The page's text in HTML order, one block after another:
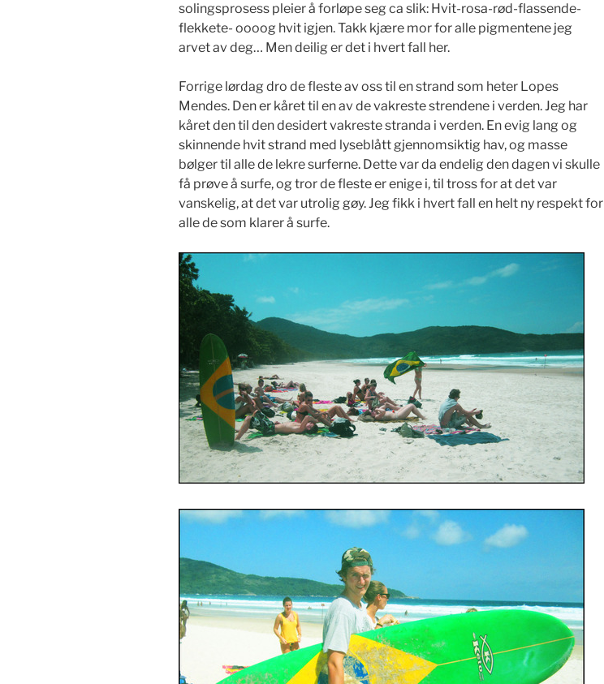
solingsprosess pleier å forløpe seg ca slik: Hvit-rosa-rød-flassende-
flekkete- oooog hvit igjen. Takk kjære mor for alle pigmentene jeg
arvet av deg… Men deilig er det i hvert fall her.
Forrige lørdag dro de fleste av oss til en strand som heter Lopes
Mendes. Den er kåret til en av de vakreste strendene i verden. Jeg har
kåret den til den desidert vakreste stranda i verden. En evig lang og
skinnende hvit strand med lyseblått gjennomsiktig hav, og masse
bølger til alle de lekre surferne. Dette var da endelig den dagen vi skulle
få prøve å surfe, og tror de fleste er enige i, til tross for at det var
vanskelig, at det var utrolig gøy. Jeg fikk i hvert fall en helt ny respekt for
alle de som klarer å surfe.